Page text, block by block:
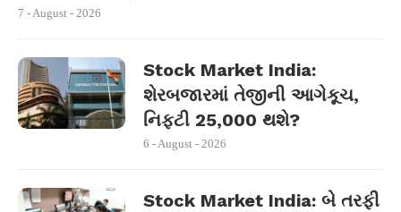
7 - August - 2026
Stock Market India:
શેરબજારમાં તેજીની આગેકૂચ,
નિફ્ટી 25,000 થશે?
6 - August - 2026
Stock Market India: બે તરફી